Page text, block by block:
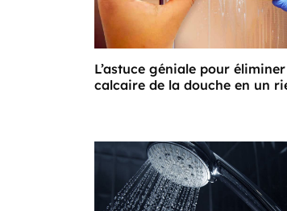
L’astuce géniale pour
calcaire de la douche en un